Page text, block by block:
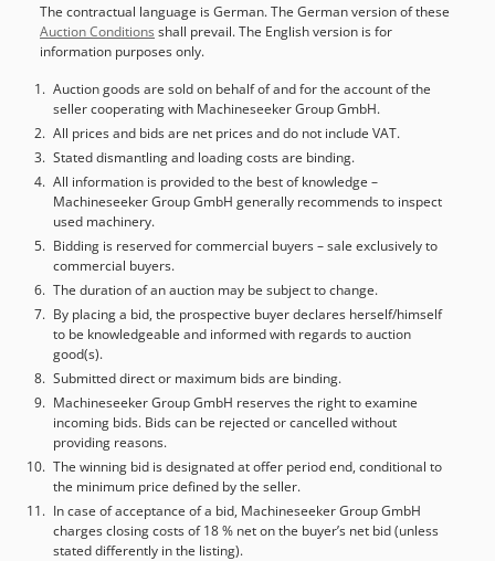
The contractual language is German. The German version of these
Auction Conditions shall prevail. The English version is for
information purposes only.
Auction goods are sold on behalf of and for the account of the
seller cooperating with Machineseeker Group GmbH.
All prices and bids are net prices and do not include VAT.
Stated dismantling and loading costs are binding.
All information is provided to the best of knowledge –
Machineseeker Group GmbH generally recommends to inspect
used machinery.
Bidding is reserved for commercial buyers – sale exclusively to
commercial buyers.
The duration of an auction may be subject to change.
By placing a bid, the prospective buyer declares herself/himself
to be knowledgeable and informed with regards to auction
good(s).
Submitted direct or maximum bids are binding.
Machineseeker Group GmbH reserves the right to examine
incoming bids. Bids can be rejected or cancelled without
providing reasons.
The winning bid is designated at offer period end, conditional to
the minimum price defined by the seller.
In case of acceptance of a bid, Machineseeker Group GmbH
charges closing costs of 18 % net on the buyer’s net bid (unless
stated differently in the listing).